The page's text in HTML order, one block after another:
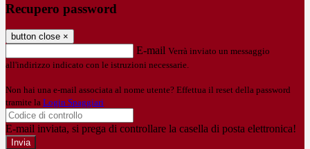
Recupero password
button close ×
E-mail Verrà inviato un messaggio
all'indirizzo indicato con le istruzioni necessarie.
Non hai una e-mail associata al nome utente? Effettua il reset della password
tramite la Login Spaggiari
E-mail inviata, si prega di controllare la casella di posta elettronica!